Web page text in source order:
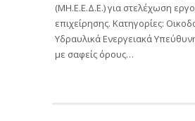
(ΜΗ.Ε.Ε.Δ.Ε.) για στελέχωση
επιχείρησης. Κατηγορίες:
Υδραυλικά Ενεργειακά
με σαφείς όρους…